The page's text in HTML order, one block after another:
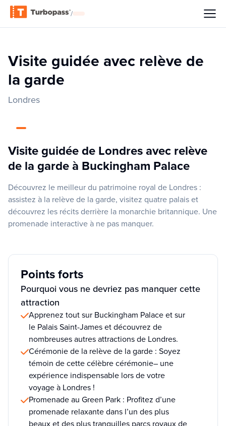
/
Visite guidée avec relève de
la garde
Londres
Visite guidée de Londres avec relève
de la garde à Buckingham Palace
Découvrez le meilleur du patrimoine royal de Londres :
assistez à la relève de la garde, visitez quatre palais et
découvrez les récits derrière la monarchie britannique. Une
promenade interactive à ne pas manquer.
Points forts
Pourquoi vous ne devriez pas manquer cette
attraction
Apprenez tout sur Buckingham Palace et sur
le Palais Saint-James et découvrez de
nombreuses autres attractions de Londres.
Cérémonie de la relève de la garde : Soyez
témoin de cette célèbre cérémonie– une
expérience indispensable lors de votre
voyage à Londres !
Promenade au Green Park : Profitez d’une
promenade relaxante dans l’un des plus